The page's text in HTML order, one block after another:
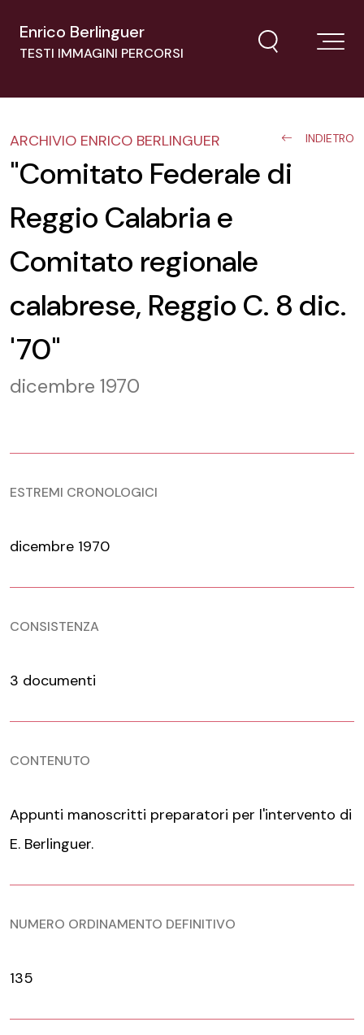
Enrico Berlinguer
TESTI IMMAGINI PERCORSI
ARCHIVIO ENRICO BERLINGUER INDIETRO
"Comitato Federale di
Reggio Calabria e
Comitato regionale
calabrese, Reggio C. 8 dic.
'70"
dicembre 1970
ESTREMI CRONOLOGICI
dicembre 1970
CONSISTENZA
3 documenti
CONTENUTO
Appunti manoscritti preparatori per l'intervento di
E. Berlinguer.
NUMERO ORDINAMENTO DEFINITIVO
135